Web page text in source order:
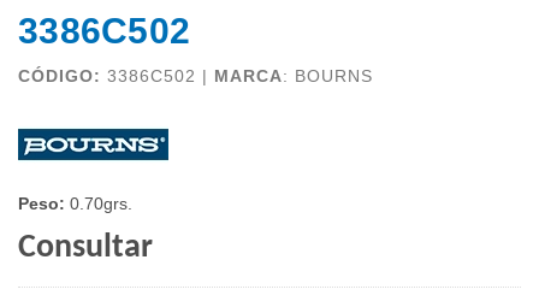
3386C502
CÓDIGO: 3386C502 | MARCA: BOURNS
Peso: 0.70grs.
Consultar